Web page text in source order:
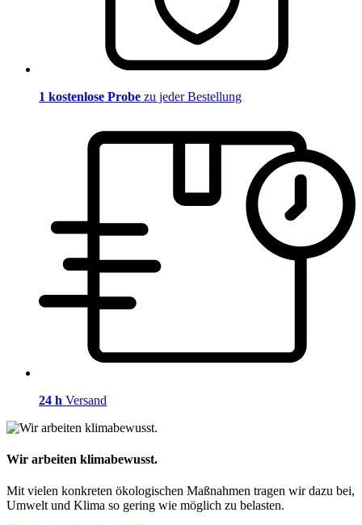
1 kostenlose Probe zu jeder Bestellung
24 h Versand
Wir arbeiten klimabewusst.
Mit vielen konkreten ökologischen Maßnahmen tragen wir dazu bei,
Umwelt und Klima so gering wie möglich zu belasten.